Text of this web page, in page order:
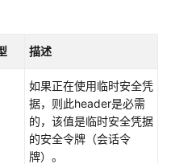
描述
如果正在使用临时安全凭
据，则此header是必需
的，该值是临时安全凭据
的安全令牌（会话令
牌）。